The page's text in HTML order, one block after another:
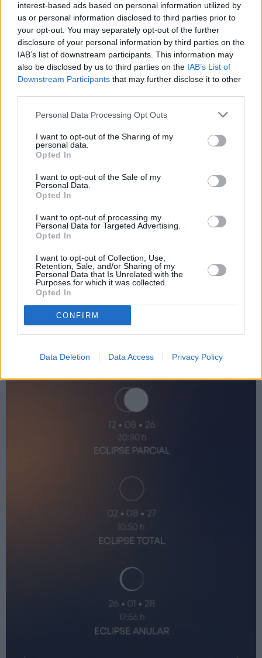
interest-based ads based on personal information utilized by
us or personal information disclosed to third parties prior to
your opt-out. You may separately opt-out of the further
disclosure of your personal information by third parties on the
IAB’s list of downstream participants. This information may
also be disclosed by us to third parties on the IAB’s List of
Downstream Participants that may further disclose it to other
Personal Data Processing Opt Outs
I want to opt-out of the Sharing of my
personal data.
Opted In
I want to opt-out of the Sale of my
Personal Data.
Opted In
I want to opt-out of processing my
Personal Data for Targeted Advertising.
Opted In
I want to opt-out of Collection, Use,
Retention, Sale, and/or Sharing of my
Personal Data that Is Unrelated with the
Purposes for which it was collected.
Opted In
CONFIRM
Data Deletion Data Access Privacy Policy